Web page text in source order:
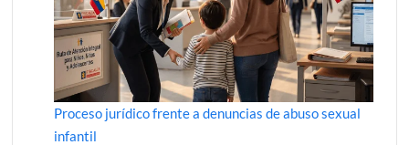
Proceso jurídico frente a denuncias de abuso sexual
infantil